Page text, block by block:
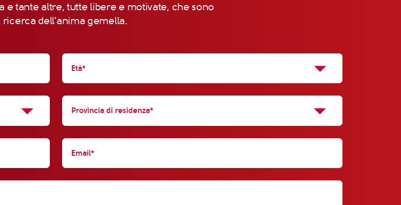
e tante altre, tutte libere e motivate, che sono
ricerca dell'anima gemella.